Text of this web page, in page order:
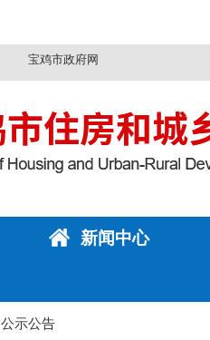
宝鸡市政府网
新闻中心
公示公告